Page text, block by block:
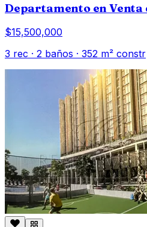
Departamento en Venta
$15,500,000
3 rec · 2 baños · 352 m² constr